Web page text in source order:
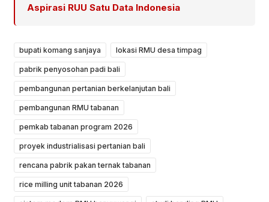
Aspirasi RUU Satu Data Indonesia
bupati komang sanjaya lokasi RMU desa timpag
pabrik penyosohan padi bali
pembangunan pertanian berkelanjutan bali
pembangunan RMU tabanan
pemkab tabanan program 2026
proyek industrialisasi pertanian bali
rencana pabrik pakan ternak tabanan
rice milling unit tabanan 2026